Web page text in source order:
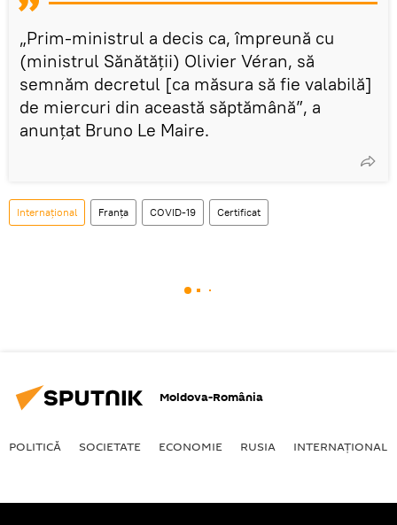
„Prim-ministrul a decis ca, împreună cu
(ministrul Sănătății) Olivier Véran, să
semnăm decretul [ca măsura să fie valabilă]
de miercuri din această săptămână”, a
anunţat Bruno Le Maire.
Internaţional Franța COVID-19 Certificat
Moldova-România
POLITICĂ SOCIETATE ECONOMIE RUSIA INTERNAŢIONAL